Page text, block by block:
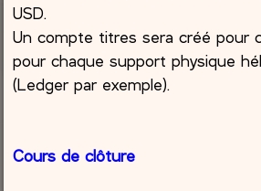
USD.
Un compte titres sera créé pour
pour chaque support physique
(Ledger par exemple).
Cours de clôture